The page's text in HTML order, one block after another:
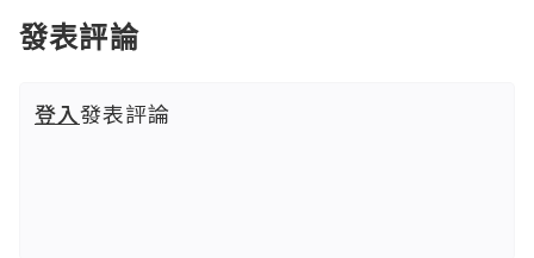
發表評論
登入發表評論